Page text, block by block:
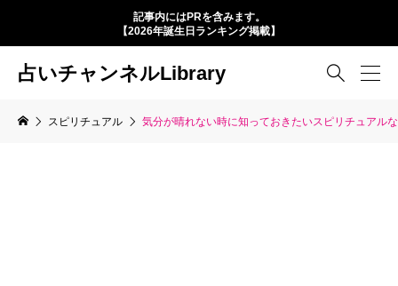
記事内にはPRを含みます。
【2026年誕生日ランキング掲載】
占いチャンネルLibrary 
スピリチュアル 気分が晴れない時に知っておきたいスピリチュアル